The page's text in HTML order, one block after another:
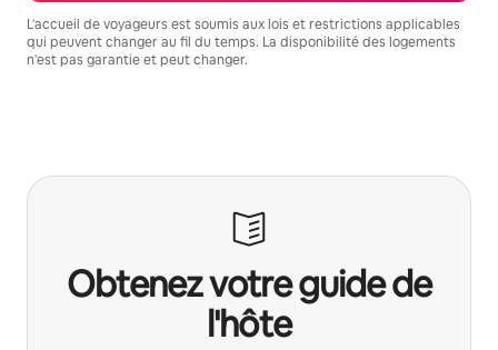
L'accueil de voyageurs est soumis aux lois et restrictions applicables
qui peuvent changer au fil du temps. La disponibilité des logements
n'est pas garantie et peut changer.
Obtenez votre guide de
l'hôte